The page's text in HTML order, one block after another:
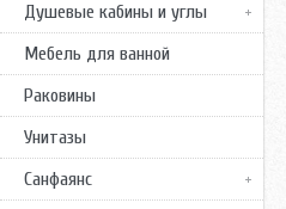
Душевые кабины и углы
Мебель для ванной
Раковины
Унитазы
Санфаянс